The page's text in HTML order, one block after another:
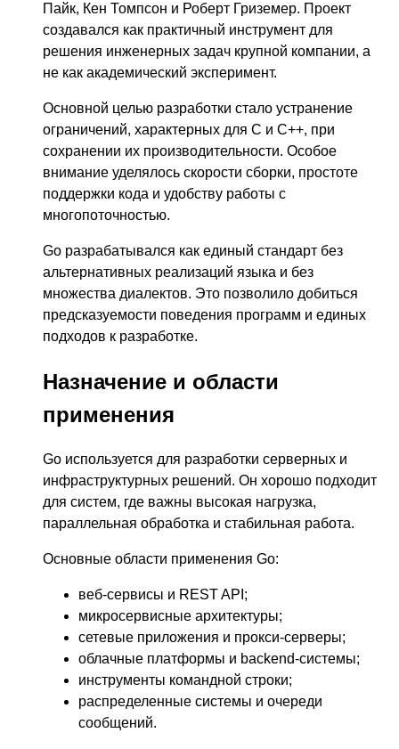
Пайк, Кен Томпсон и Роберт Гриземер. Проект
создавался как практичный инструмент для
решения инженерных задач крупной компании, а
не как академический эксперимент.
Основной целью разработки стало устранение
ограничений, характерных для C и C++, при
сохранении их производительности. Особое
внимание уделялось скорости сборки, простоте
поддержки кода и удобству работы с
многопоточностью.
Go разрабатывался как единый стандарт без
альтернативных реализаций языка и без
множества диалектов. Это позволило добиться
предсказуемости поведения программ и единых
подходов к разработке.
Назначение и области
применения
Go используется для разработки серверных и
инфраструктурных решений. Он хорошо подходит
для систем, где важны высокая нагрузка,
параллельная обработка и стабильная работа.
Основные области применения Go:
веб-сервисы и REST API;
микросервисные архитектуры;
сетевые приложения и прокси-серверы;
облачные платформы и backend-системы;
инструменты командной строки;
распределенные системы и очереди
сообщений.